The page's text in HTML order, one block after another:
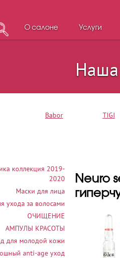
О салоне Услуги
Наша
Babor TIGI
коллекция 2019-
2020
Маски для лица
ухода за волосами
ОЧИЩЕНИЕ
АМПУЛЫ КРАСОТЫ
для молодой кожи
аnti-age уход
Neuro